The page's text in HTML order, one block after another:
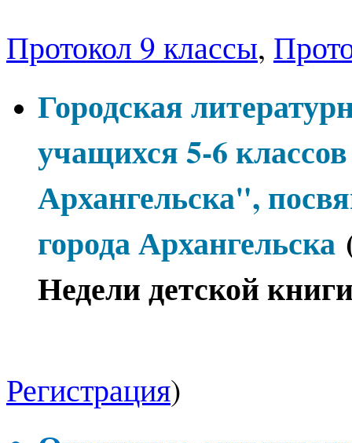
Протокол 9 классы,
Городская
учащихся 5-6
Архангельска",
города Архангельска
Недели детской
Регистрация)